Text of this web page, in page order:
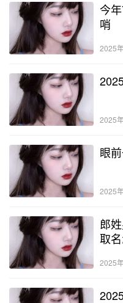
今
哨
2025
2025
眼
2025
郎
取
2025